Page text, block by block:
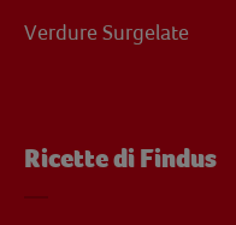
Verdure Surgelate
Ricette di Findus